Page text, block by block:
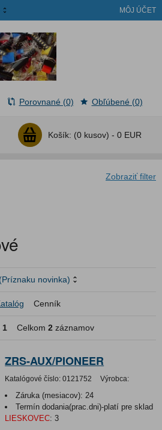
MÔJ ÚČET
Košík: (0 kusov) - 0 EUR
Porovnané (0) Obľúbené (0)
Zobraziť filter
(Príznaku novinka)
Cenník
1 Celkom 2 záznamov
ZRS-AUX/PIONEER
Katalógové číslo: 0121752 Výrobca:
Záruka (mesiacov): 24
Termín dodania(prac.dni)-platí pre sklad
LIESKOVEC: 3